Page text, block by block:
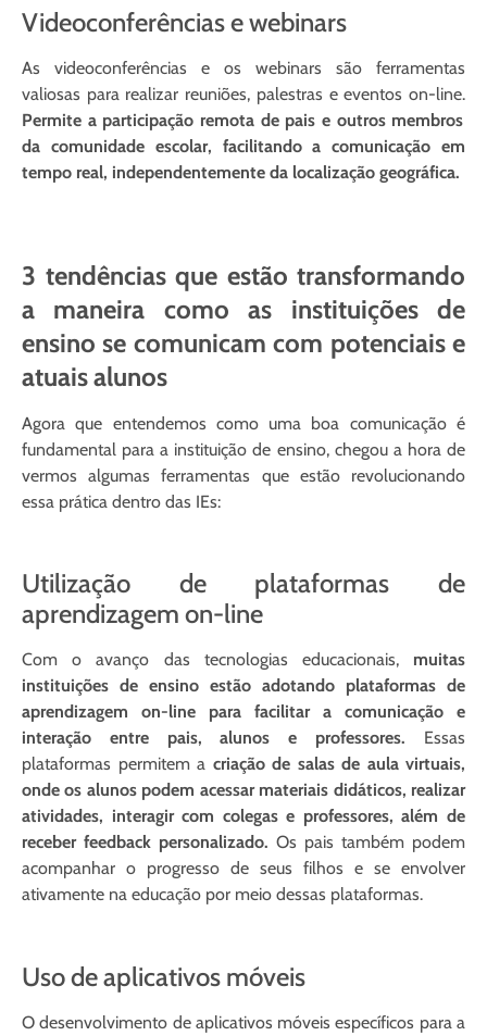
Videoconferências e webinars
As videoconferências e os webinars são ferramentas
valiosas para realizar reuniões, palestras e eventos on-line.
Permite a participação remota de pais e outros membros
da comunidade escolar, facilitando a comunicação em
tempo real, independentemente da localização geográfica.
3 tendências que estão transformando
a maneira como as instituições de
ensino se comunicam com potenciais e
atuais alunos
Agora que entendemos como uma boa comunicação é
fundamental para a instituição de ensino, chegou a hora de
vermos algumas ferramentas que estão revolucionando
essa prática dentro das IEs:
Utilização de plataformas de
aprendizagem on-line
Com o avanço das tecnologias educacionais, muitas
instituições de ensino estão adotando plataformas de
aprendizagem on-line para facilitar a comunicação e
interação entre pais, alunos e professores. Essas
plataformas permitem a criação de salas de aula virtuais,
onde os alunos podem acessar materiais didáticos, realizar
atividades, interagir com colegas e professores, além de
receber feedback personalizado. Os pais também podem
acompanhar o progresso de seus filhos e se envolver
ativamente na educação por meio dessas plataformas.
Uso de aplicativos móveis
O desenvolvimento de aplicativos móveis específicos para a